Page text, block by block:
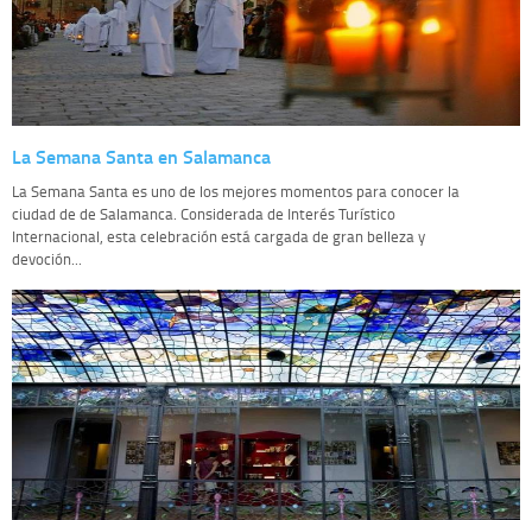
La Semana Santa en Salamanca
La Semana Santa es uno de los mejores momentos para conocer la
ciudad de de Salamanca. Considerada de Interés Turístico
Internacional, esta celebración está cargada de gran belleza y
devoción...